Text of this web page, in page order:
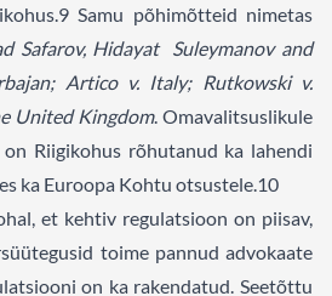
9 Samu põhimõtteid nimetas
Safarov, Hidayat Suleymanov and
Artico v. Italy; Rutkowski v.
United Kingdom. Omavalitsuslikule
Riigikohus rõhutanud ka lahendi
ka Euroopa Kohtu otsustele. 10
et kehtiv regulatsioon on piisav,
toime pannud advokaate
on ka rakendatud. Seetõttu